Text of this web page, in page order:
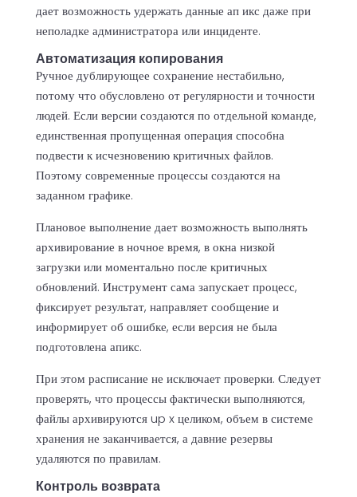
дает возможность удержать данные ап икс даже при
неполадке администратора или инциденте.
Автоматизация копирования
Ручное дублирующее сохранение нестабильно,
потому что обусловлено от регулярности и точности
людей. Если версии создаются по отдельной команде,
единственная пропущенная операция способна
подвести к исчезновению критичных файлов.
Поэтому современные процессы создаются на
заданном графике.
Плановое выполнение дает возможность выполнять
архивирование в ночное время, в окна низкой
загрузки или моментально после критичных
обновлений. Инструмент сама запускает процесс,
фиксирует результат, направляет сообщение и
информирует об ошибке, если версия не была
подготовлена апикс.
При этом расписание не исключает проверки. Следует
проверять, что процессы фактически выполняются,
файлы архивируются up x целиком, объем в системе
хранения не заканчивается, а давние резервы
удаляются по правилам.
Контроль возврата